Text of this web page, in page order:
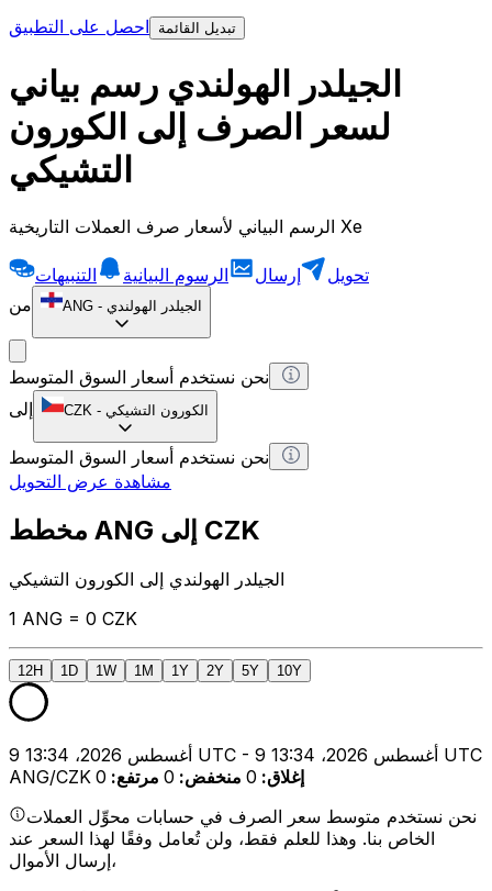
احصل على التطبيق
تبديل القائمة
الجيلدر الهولندي رسم بياني
لسعر الصرف إلى الكورون
التشيكي
الرسم البياني لأسعار صرف العملات التاريخية Xe
تحويل إرسال الرسوم البيانية
التنبيهات
من
ANG - الجيلدر الهولندي
نحن نستخدم أسعار السوق المتوسط
إلى
CZK - الكورون التشيكي
نحن نستخدم أسعار السوق المتوسط
مشاهدة عرض التحويل
مخطط ANG إلى CZK
الجيلدر الهولندي إلى الكورون التشيكي
1 ANG = 0 CZK
12H 1D 1W 1M 1Y 2Y 5Y 10Y
9 أغسطس 2026، 13:34 UTC - 9 أغسطس 2026، 13:34 UTC
ANG/CZK
إغلاق:
0 منخفض:
0 مرتفع:
0
نحن نستخدم متوسط سعر الصرف في حسابات محوِّل العملات
الخاص بنا. وهذا للعلم فقط، ولن تُعامل وفقًا لهذا السعر عند
إرسال الأموال،